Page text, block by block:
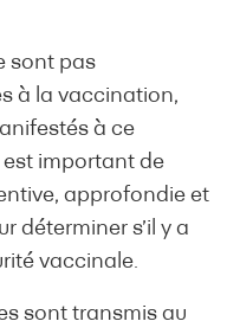
sont pas
à la vaccination,
à ce
important de
approfondie et
déterminer s’il y a
vaccinale.
sont transmis au